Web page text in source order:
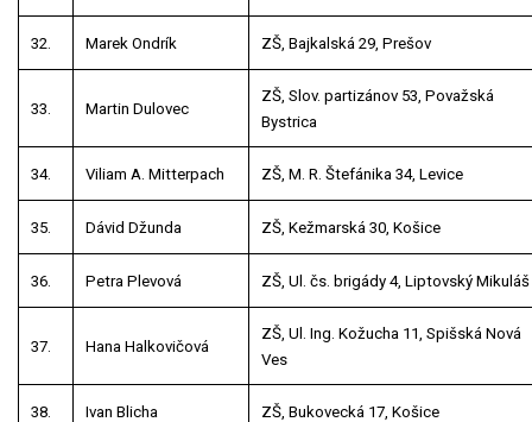
32. Marek Ondrík ZŠ, Bajkalská 29, Prešov
33. Martin Dulovec
ZŠ, Slov. partizánov 53, Považská
Bystrica
34. Viliam A. Mitterpach ZŠ, M. R. Štefánika 34, Levice
35. Dávid Džunda ZŠ, Kežmarská 30, Košice
36. Petra Plevová ZŠ, Ul. čs. brigády 4, Liptovský Mikuláš
37. Hana Halkovičová
ZŠ, Ul. Ing. Kožucha 11, Spišská Nová
Ves
38. Ivan Blicha ZŠ, Bukovecká 17, Košice